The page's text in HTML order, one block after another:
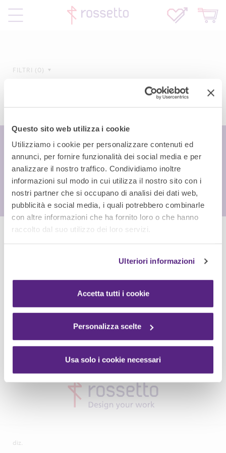
Questo sito web utilizza i cookie
Utilizziamo i cookie per personalizzare contenuti ed
annunci, per fornire funzionalità dei social media e per
analizzare il nostro traffico. Condividiamo inoltre
informazioni sul modo in cui utilizza il nostro sito con i
nostri partner che si occupano di analisi dei dati web,
pubblicità e social media, i quali potrebbero combinarle
con altre informazioni che ha fornito loro o che hanno
raccolto dal suo utilizzo dei loro servizi.
Ulteriori informazioni
Accetta tutti i cookie
Personalizza scelte
Usa solo i cookie necessari
FILTRI 0
diz.